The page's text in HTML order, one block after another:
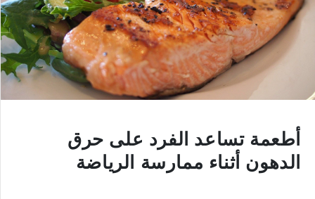
أطعمة تساعد الفرد على حرق
الدهون أثناء ممارسة الرياضة